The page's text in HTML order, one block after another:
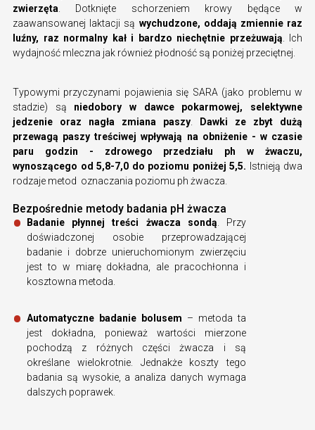
zwierzęta . Dotknięte schorzeniem krowy będące w
zaawansowanej laktacji są wychudzone, oddają zmiennie raz
luźny, raz normalny kał i bardzo niechętnie przeżuwają . Ich
wydajność mleczna jak również płodność są poniżej przeciętnej.
Typowymi przyczynami pojawienia się SARA (jako problemu w
stadzie) są niedobory w dawce pokarmowej, selektywne
jedzenie oraz nagła zmiana paszy
Dawki ze zbyt dużą
przewagą paszy treściwej wpływają na obniżenie - w czasie
paru godzin - zdrowego przedziału ph w żwaczu,
wynoszącego od 5,8-7,0 do poziomu poniżej 5,5. Istnieją dwa
rodzaje metod oznaczania poziomu ph żwacza.
Bezpośrednie metody badania pH żwacza
Badanie płynnej treści żwacza sondą . Przy
doświadczonej osobie przeprowadzającej
badanie i dobrze unieruchomionym zwierzęciu
jest to w miarę dokładna, ale pracochłonna i
kosztowna metoda.
Automatyczne badanie bolusem – metoda ta
jest dokładna, ponieważ wartości mierzone
pochodzą z różnych części żwacza i są
określane wielokrotnie. Jednakże koszty tego
badania są wysokie, a analiza danych wymaga
dalszych poprawek.